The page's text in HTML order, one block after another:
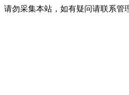
请勿采集本站，如有疑问请联系管